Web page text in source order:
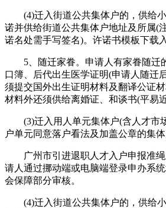
(4)迁入街道公共集体户的，供给小
诺并供给街道公共集体户地址及所属(
诺名处需手写签名)。许诺书模板下载
5、随迁家眷。申请人有家眷随迁
口簿、后代出生医学证明(申请人随迁
须提交国外出生证明材料及翻译公证
材料外还须供给离婚证、和谈书(平易
(3)迁入用人单元集体户(含人才市
户单元同意落户看法及加盖公章的集
广州市引进退职人才入户申报准绳
请人通过挪动端或电脑端登录申办系
会保障部分审核。
(4)迁入街道公共集体户的，供给小